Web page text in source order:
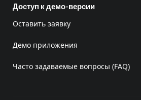
Доступ к демо-версии
Оставить заявку
Демо приложения
Часто задаваемые вопросы (FAQ)